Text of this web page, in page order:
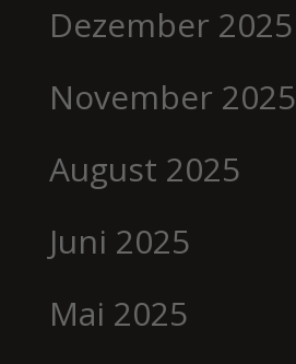
Dezember 2025
November 2025
August 2025
Juni 2025
Mai 2025